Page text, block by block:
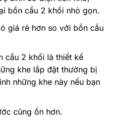
bồn cầu 2 khối nhỏ gọn.
giá rẻ hơn so với bồn cầu
cầu 2 khối là thiết kế
khe lắp đặt thường bị
những khe này nếu bạn
cũng ồn hơn.